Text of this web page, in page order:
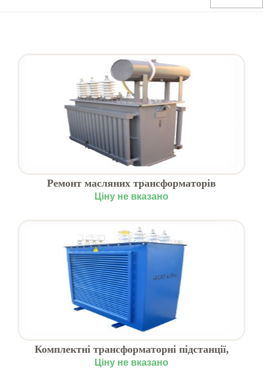
Ремонт масляних трансформаторів
Ціну не вказано
Комплектні трансформаторні підстанції,
Київська область
Ціну не вказано